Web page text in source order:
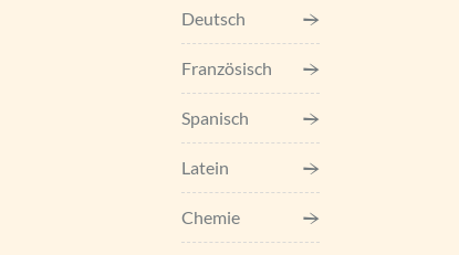
Deutsch
Französisch
Spanisch
Latein
Chemie